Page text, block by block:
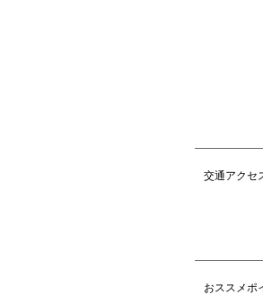
交通アクセ
おススメポ